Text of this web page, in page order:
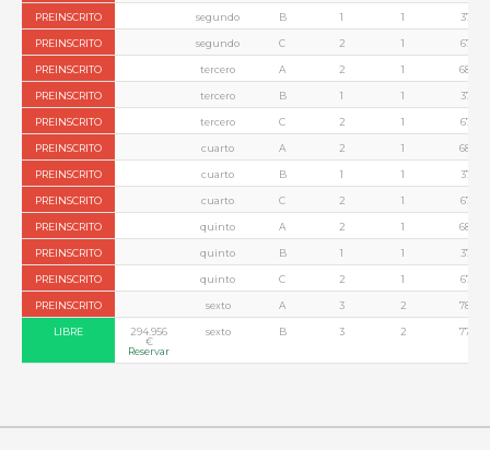
PREINSCRITO segundo B 1 1 37,70
PREINSCRITO segundo C 2 1 67,68
PREINSCRITO tercero A 2 1 68,54
PREINSCRITO tercero B 1 1 37,70
PREINSCRITO tercero C 2 1 67,68
PREINSCRITO cuarto A 2 1 68,54
PREINSCRITO cuarto B 1 1 37,70
PREINSCRITO cuarto C 2 1 67,68
PREINSCRITO quinto A 2 1 68,54
PREINSCRITO quinto B 1 1 37,70
PREINSCRITO quinto C 2 1 67,68
PREINSCRITO sexto A 3 2 78,44
LIBRE
294.956
€
Reservar
sexto B 3 2 77,23